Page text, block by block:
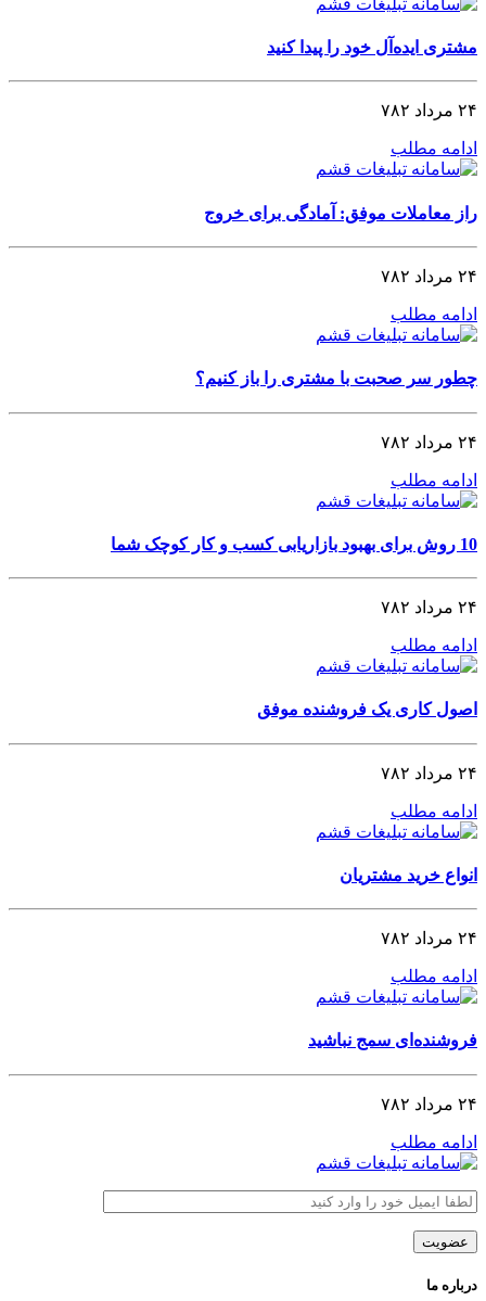
مشتری ایده‌آل خود را پیدا کنید
۲۴ مرداد ۷۸۲
ادامه مطلب
راز معاملات موفق: آمادگی برای خروج
۲۴ مرداد ۷۸۲
ادامه مطلب
چطور سر صحبت با مشتری را باز کنیم؟
۲۴ مرداد ۷۸۲
ادامه مطلب
10 روش برای بهبود بازاریابی کسب و کار کوچک شما
۲۴ مرداد ۷۸۲
ادامه مطلب
اصول کاری یک فروشنده موفق
۲۴ مرداد ۷۸۲
ادامه مطلب
انواع خرید مشتریان
۲۴ مرداد ۷۸۲
ادامه مطلب
فروشنده‌ای سمج نباشید
۲۴ مرداد ۷۸۲
ادامه مطلب
درباره ما